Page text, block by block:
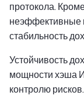
протокола.
неэффективные
стабильность
Устойчивость
мощности хэша
контролю рисков.